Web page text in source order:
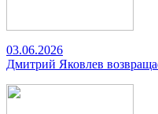
03.06.2026
Дмитрий Яковлев